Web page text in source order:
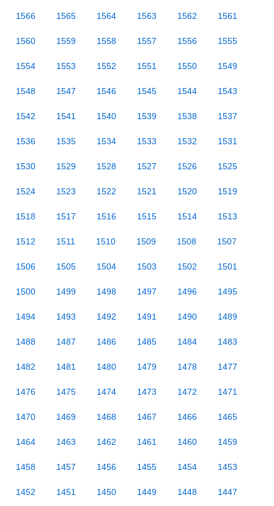
1566 1565 1564 1563 1562 1561
1560 1559 1558 1557 1556 1555
1554 1553 1552 1551 1550 1549
1548 1547 1546 1545 1544 1543
1542 1541 1540 1539 1538 1537
1536 1535 1534 1533 1532 1531
1530 1529 1528 1527 1526 1525
1524 1523 1522 1521 1520 1519
1518 1517 1516 1515 1514 1513
1512 1511 1510 1509 1508 1507
1506 1505 1504 1503 1502 1501
1500 1499 1498 1497 1496 1495
1494 1493 1492 1491 1490 1489
1488 1487 1486 1485 1484 1483
1482 1481 1480 1479 1478 1477
1476 1475 1474 1473 1472 1471
1470 1469 1468 1467 1466 1465
1464 1463 1462 1461 1460 1459
1458 1457 1456 1455 1454 1453
1452 1451 1450 1449 1448 1447